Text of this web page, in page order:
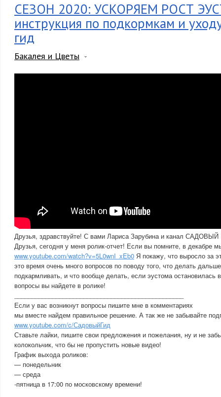
СЕЗОН 2020: УСКОРЯЕМ РОСТ
инструкция по подкормкам и
гид
Бакалея и Цветы
Друзья, здравствуйте! С вами Лариса Зарубина и канал
Друзья, сегодня у меня ролик-отчет! Если вы помните, в декабре
www.youtube.com/watch?v=5L0wnI_xEb0 Я покажу, что выросло за
это время очень много вопросов по поводу того, что делать
подкармливать, и что вообще делать, если эустома остановилась
вопросы вы найдете в ролике!
Если у вас возникнут вопросы пишите мне в комментариях
мы вместе найдем правильное решение. А так же не забывайте
www.youtube.com/c/СадовыйГид
Ставьте лайки, пишите свои предложения и пожелания, ну и не
колокольчик, что бы не пропустить новые видео!
График выхода роликов:
— понедельник
— среда
-пятница в 17:00 по московскому времени!